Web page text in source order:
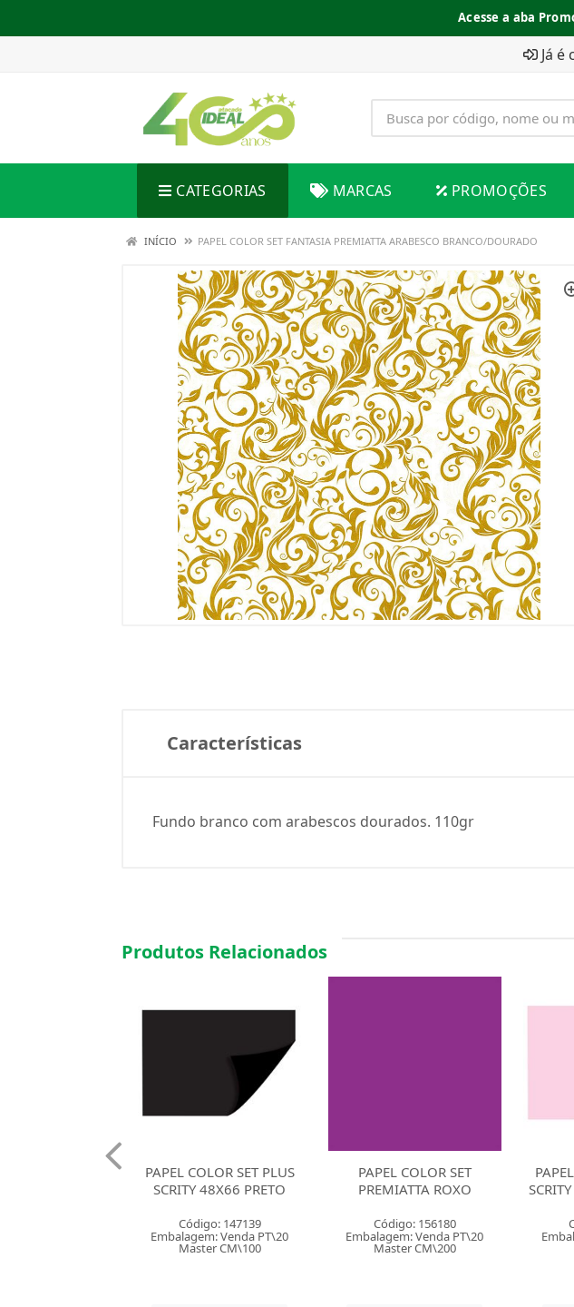
Acesse a aba
Já é
CATEGORIAS MARCAS PROMOÇÕES
INÍCIO PAPEL COLOR SET FANTASIA PREMIATTA ARABESCO BRANCO/DOURADO
Características
Fundo branco com arabescos dourados. 110gr
Produtos Relacionados
PAPEL COLOR SET
PREMIATTA ROXO
Código: 156180
Embalagem: Venda PT\20
Master CM\200
PAPEL COLOR SET PLUS
SCRITY 48X66 ROSA BEBE
Código: 162668
Embalagem: Venda PT\20
Master PT\20